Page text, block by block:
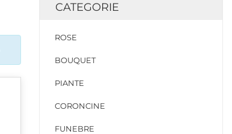
CATEGORIE
ROSE
BOUQUET
PIANTE
CORONCINE
FUNEBRE